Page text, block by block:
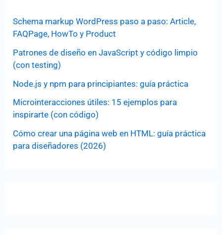
Schema markup WordPress paso a paso: Article,
FAQPage, HowTo y Product
Patrones de diseño en JavaScript y código limpio
(con testing)
Node.js y npm para principiantes: guía práctica
Microinteracciones útiles: 15 ejemplos para
inspirarte (con código)
Cómo crear una página web en HTML: guía práctica
para diseñadores (2026)